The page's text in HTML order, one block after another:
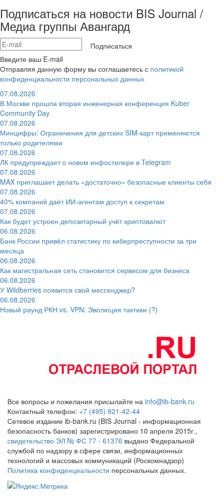
Подписаться на новости BIS Journal /
Медиа группы Авангард
Подписаться
Введите ваш E-mail
Отправляя данную форму вы соглашаетесь с политикой
конфиденциальности персональных данных
07.08.2026
В Москве прошла вторая инженерная конференция Kuber
Community Day
07.08.2026
Минцифры: Ограничения для детских SIM-карт применяются
только родителями
07.08.2026
ЛК предупреждает о новом инфостилере в Telegram
07.08.2026
MAX приглашает делать «достаточно» безопасные клиенты себя
07.08.2026
40% компаний даёт ИИ‑агентам доступ к секретам
07.08.2026
Как будет устроен депозитарный учёт криптовалют
06.08.2026
Банк России привёл статистику по киберпреступности за три
месяца
06.08.2026
Как магистральная сеть становится сервисом для бизнеса
06.08.2026
У Wildberries появится свой мессенджер?
06.08.2026
Новый раунд РКН vs. VPN: Эволюция тактики (?)
Все вопросы и пожелания присылайте на info@ib-bank.ru
Контактный телефон: +7 (495) 921-42-44
Сетевое издание ib-bank.ru (BIS Journal - информационная
безопасность банков) зарегистрировано 10 апреля 2015г.,
свидетельство ЭЛ № ФС 77 - 61376 выдано Федеральной
службой по надзору в сфере связи, информационных
технологий и массовых коммуникаций (Роскомнадзор)
Политика конфиденциальности персональных данных.